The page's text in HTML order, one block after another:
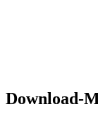
Download-